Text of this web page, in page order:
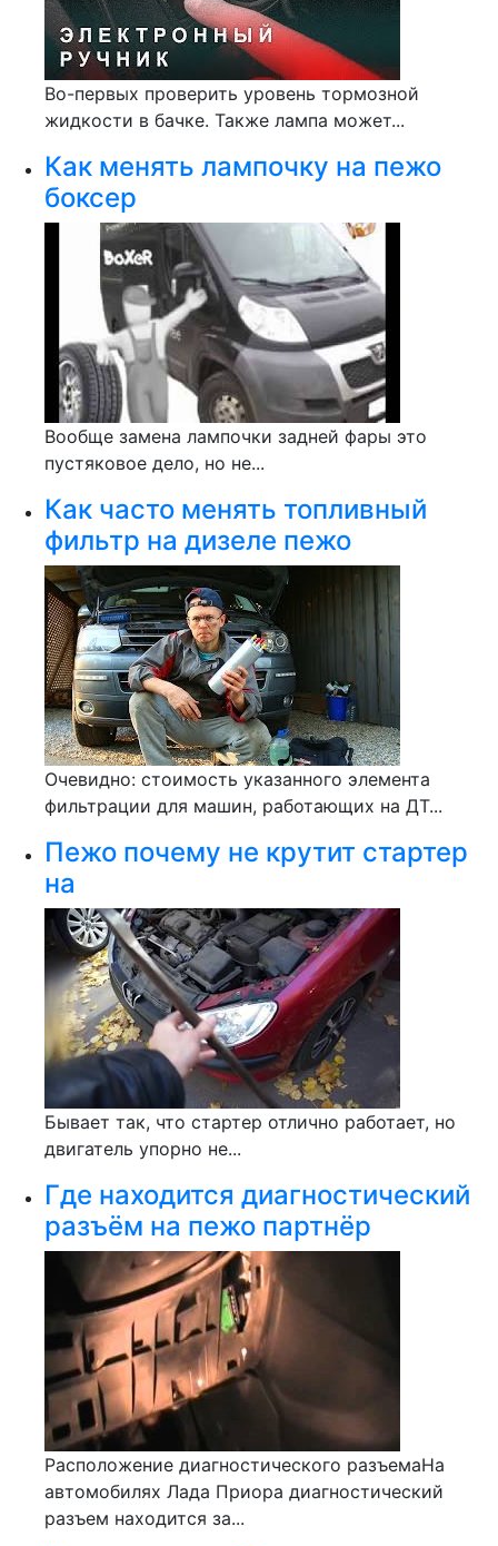
Во-первых проверить уровень тормозной
жидкости в бачке. Также лампа может...
Как менять лампочку на пежо
боксер
Вообще замена лампочки задней фары это
пустяковое дело, но не...
Как часто менять топливный
фильтр на дизеле пежо
Очевидно: стоимость указанного элемента
фильтрации для машин, работающих на ДТ...
Пежо почему не крутит стартер
на
Бывает так, что стартер отлично работает, но
двигатель упорно не...
Где находится диагностический
разъём на пежо партнёр
Расположение диагностического разъемаНа
автомобилях Лада Приора диагностический
разъем находится за...